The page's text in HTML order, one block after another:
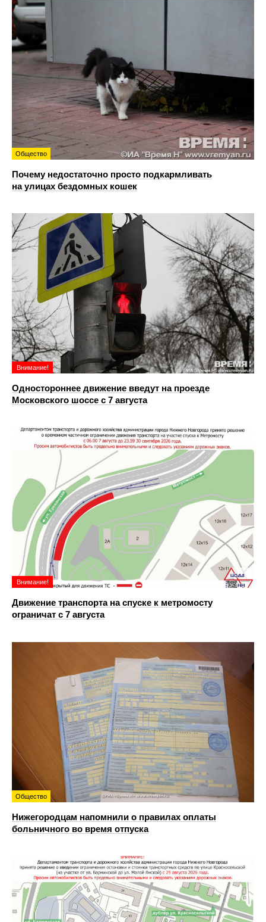
Общество
Почему недостаточно просто подкармливать
на улицах бездомных кошек
Внимание!
Одностороннее движение введут на проезде
Московского шоссе с 7 августа
Внимание!
Движение транспорта на спуске к метромосту
ограничат с 7 августа
Общество
Нижегородцам напомнили о правилах оплаты
больничного во время отпуска